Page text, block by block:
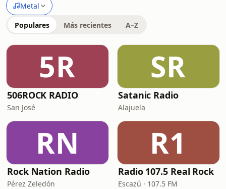
Metal
Populares Más recientes A–Z
5R
506ROCK RADIO
San José
SR
Satanic Radio
Alajuela
RN
Rock Nation Radio
Pérez Zeledón
R1
Radio 107.5 Real Rock
Escazú · 107.5 FM